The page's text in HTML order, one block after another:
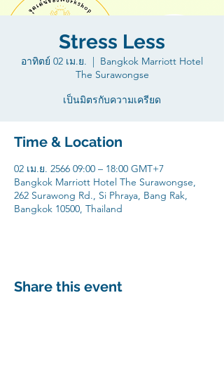
Stress Less
อาทิตย์ 02 เม.ย.
  |
Bangkok Marriott Hotel
The Surawongse
เป็นมิตรกับความเครียด
Time & Location
02 เม.ย. 2566 09:00 – 18:00 GMT+7
Bangkok Marriott Hotel The Surawongse,
262 Surawong Rd., Si Phraya, Bang Rak,
Bangkok 10500, Thailand
Share this event